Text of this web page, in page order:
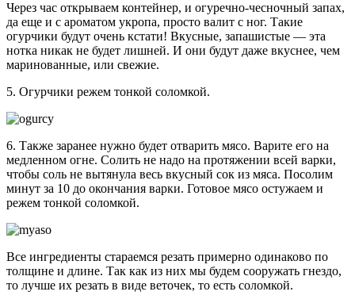
Через час открываем контейнер, и огуречно-чесночный запах,
да еще и с ароматом укропа, просто валит с ног. Такие
огурчики будут очень кстати! Вкусные, запашистые — эта
нотка никак не будет лишней. И они будут даже вкуснее, чем
маринованные, или свежие.
5. Огурчики режем тонкой соломкой.
6. Также заранее нужно будет отварить мясо. Варите его на
медленном огне. Солить не надо на протяжении всей варки,
чтобы соль не вытянула весь вкусный сок из мяса. Посолим
минут за 10 до окончания варки. Готовое мясо остужаем и
режем тонкой соломкой.
Все ингредиенты стараемся резать примерно одинаково по
толщине и длине. Так как из них мы будем сооружать гнездо,
то лучше их резать в виде веточек, то есть соломкой.